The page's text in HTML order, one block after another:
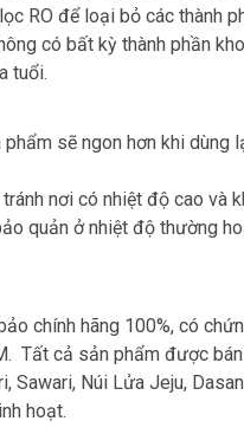
RO để loại bỏ các thành
có bất kỳ thành phần
tuổi.
sẽ ngon hơn khi dùng
nơi có nhiệt độ cao và
quản ở nhiệt độ thường
chính hãng 100%, có
Tất cả sản phẩm được
Núi Lửa Jeju,
hoạt.